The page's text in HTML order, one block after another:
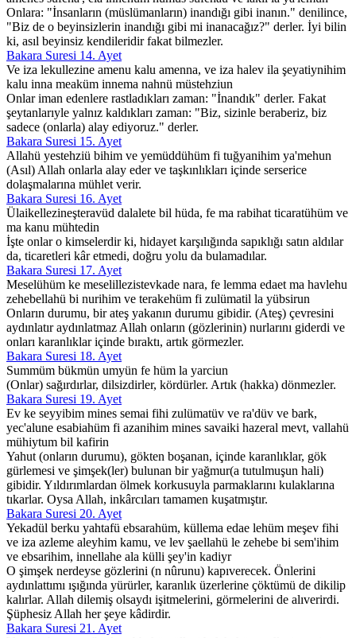
Onlara: "İnsanların (müslümanların) inandığı gibi inanın." denilince,
"Biz de o beyinsizlerin inandığı gibi mi inanacağız?" derler. İyi bilin
ki, asıl beyinsiz kendileridir fakat bilmezler.
Bakara Suresi 14. Ayet
Ve iza lekullezine amenu kalu amenna, ve iza halev ila şeyatiynihim
kalu inna meaküm innema nahnü müstehziun
Onlar iman edenlere rastladıkları zaman: "İnandık" derler. Fakat
şeytanlarıyle yalnız kaldıkları zaman: "Biz, sizinle beraberiz, biz
sadece (onlarla) alay ediyoruz." derler.
Bakara Suresi 15. Ayet
Allahü yestehziü bihim ve yemüddühüm fi tuğyanihim ya'mehun
(Asıl) Allah onlarla alay eder ve taşkınlıkları içinde serserice
dolaşmalarına mühlet verir.
Bakara Suresi 16. Ayet
Ülaikellezineşteravüd dalalete bil hüda, fe ma rabihat ticaratühüm ve
ma kanu mühtedin
İşte onlar o kimselerdir ki, hidayet karşılığında sapıklığı satın aldılar
da, ticaretleri kâr etmedi, doğru yolu da bulamadılar.
Bakara Suresi 17. Ayet
Meselühüm ke meselillezistevkade nara, fe lemma edaet ma havlehu
zehebellahü bi nurihim ve terakehüm fi zulümatil la yübsirun
Onların durumu, bir ateş yakanın durumu gibidir. (Ateş) çevresini
aydınlatır aydınlatmaz Allah onların (gözlerinin) nurlarını giderdi ve
onları karanlıklar içinde bıraktı, artık görmezler.
Bakara Suresi 18. Ayet
Summüm bükmün umyün fe hüm la yarciun
(Onlar) sağırdırlar, dilsizdirler, kördürler. Artık (hakka) dönmezler.
Bakara Suresi 19. Ayet
Ev ke seyyibim mines semai fihi zulümatüv ve ra'düv ve bark,
yec'alune esabiahüm fi azanihim mines savaiki hazeral mevt, vallahü
mühiytum bil kafirin
Yahut (onların durumu), gökten boşanan, içinde karanlıklar, gök
gürlemesi ve şimşek(ler) bulunan bir yağmur(a tutulmuşun hali)
gibidir. Yıldırımlardan ölmek korkusuyla parmaklarını kulaklarına
tıkarlar. Oysa Allah, inkârcıları tamamen kuşatmıştır.
Bakara Suresi 20. Ayet
Yekadül berku yahtafü ebsarahüm, küllema edae lehüm meşev fihi
ve iza azleme aleyhim kamu, ve lev şaellahü le zehebe bi sem'ihim
ve ebsarihim, innellahe ala külli şey'in kadiyr
O şimşek nerdeyse gözlerini (n nûrunu) kapıverecek. Önlerini
aydınlattımı ışığında yürürler, karanlık üzerlerine çöktümü de dikilip
kalırlar. Allah dilemiş olsaydı işitmelerini, görmelerini de alıverirdi.
Şüphesiz Allah her şeye kâdirdir.
Bakara Suresi 21. Ayet